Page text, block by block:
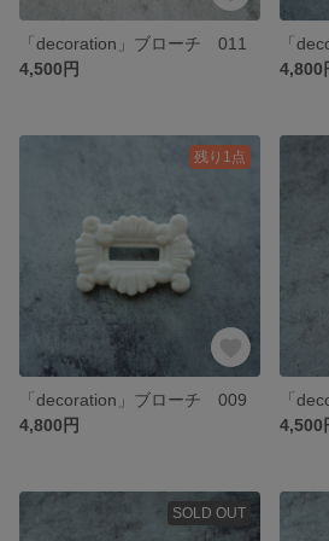
「decoration」ブローチ 011
4,500円
「
4,800
残り1点
「decoration」ブローチ 009
4,800円
「
4,500
SOLD OUT